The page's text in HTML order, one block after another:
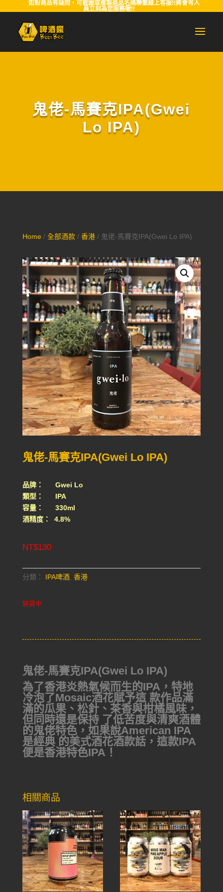
如對商品有疑問，可截圖或複製商品名稱聯繫線上客服!!將會有人
員立刻為您服務喔!!
鬼佬-馬賽克IPA(Gwei
Lo IPA)
Home/ 全部酒款/ 香港/ 鬼佬-馬賽克IPA(Gwei Lo IPA)
鬼佬-馬賽克IPA(Gwei Lo IPA)
品牌： Gwei Lo
類型： IPA
容量： 330ml
酒精度： 4.8%
NT$130
分類： IPA啤酒, 香港
缺貨中
鬼佬-馬賽克IPA(Gwei Lo IPA)
為了香港炎熱氣候而生的IPA，特地
冷泡了Mosaic酒花賦予這 款作品滿
滿的瓜果、松針、茶香與柑橘風味，
但同時還是保持 了低苦度與清爽酒體
的鬼佬特色，如果說American IPA
是經典 的美式酒花酒款話，這款IPA
便是香港特色IPA！
相關商品